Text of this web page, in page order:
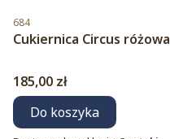
Kod produktu
684
Cukiernica Circus różowa
Cena
185,00 zł
Do koszyka